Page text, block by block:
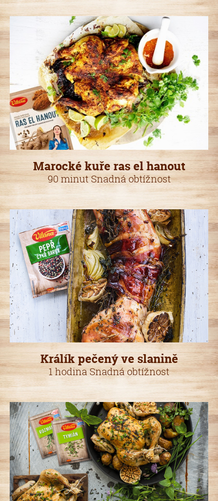
Marocké kuře ras el hanout
90 minut Snadná obtížnost
Králík pečený ve slanině
1 hodina Snadná obtížnost